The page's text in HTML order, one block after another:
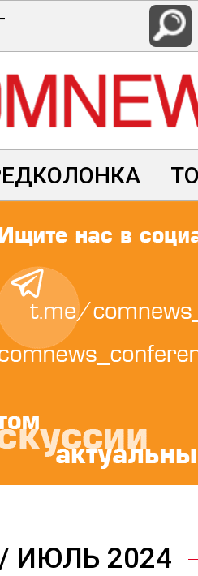
/ ИЮЛЬ 2024